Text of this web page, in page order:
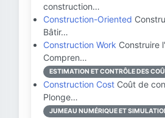
construction…
Construction-Oriented
Bâtir…
Construction Work Construire
Compren…
ESTIMATION ET CONTRÔLE DES
Construction Cost Coût de
Plonge…
JUMEAU NUMÉRIQUE ET